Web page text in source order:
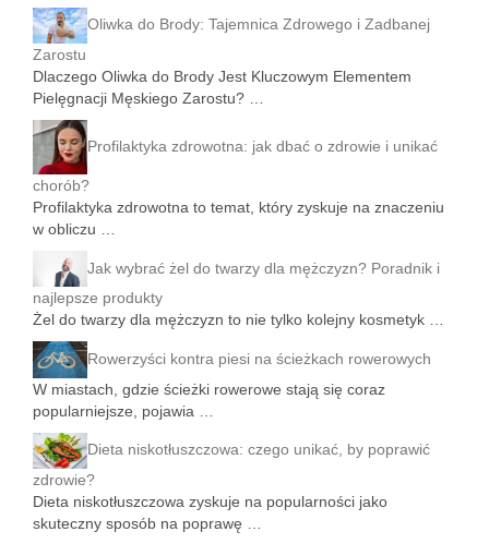
Oliwka do Brody: Tajemnica Zdrowego i Zadbanej
Zarostu
Dlaczego Oliwka do Brody Jest Kluczowym Elementem
Pielęgnacji Męskiego Zarostu? …
Profilaktyka zdrowotna: jak dbać o zdrowie i unikać
chorób?
Profilaktyka zdrowotna to temat, który zyskuje na znaczeniu
w obliczu …
Jak wybrać żel do twarzy dla mężczyzn? Poradnik i
najlepsze produkty
Żel do twarzy dla mężczyzn to nie tylko kolejny kosmetyk …
Rowerzyści kontra piesi na ścieżkach rowerowych
W miastach, gdzie ścieżki rowerowe stają się coraz
popularniejsze, pojawia …
Dieta niskotłuszczowa: czego unikać, by poprawić
zdrowie?
Dieta niskotłuszczowa zyskuje na popularności jako
skuteczny sposób na poprawę …